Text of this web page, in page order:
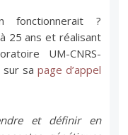
fonctionnerait ?
25 ans et réalisant
UM-CNRS-
sur sa page d’appel
et définir en